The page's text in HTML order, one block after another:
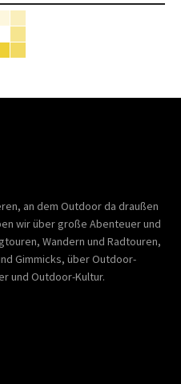
an dem Outdoor da draußen
wir über große Abenteuer und
Wandern und Radtouren,
Gimmicks, über Outdoor-
und Outdoor-Kultur.